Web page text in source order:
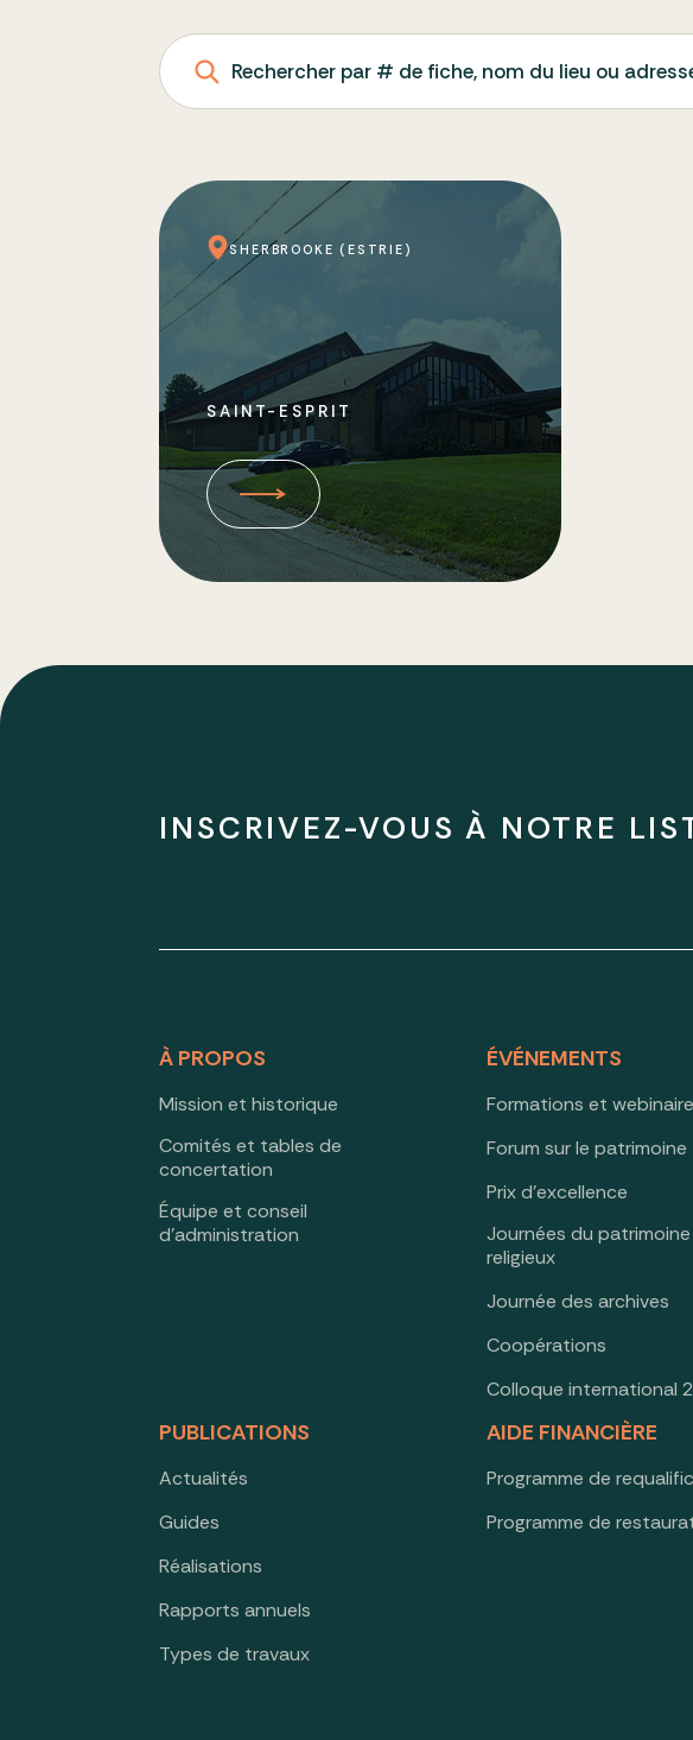
Rechercher par # de fiche, nom du lieu ou
SHERBROOKE (ESTRIE)
SAINT-ESPRIT
INSCRIVEZ-VOUS À NOTRE
À PROPOS
Mission et historique
Comités et tables de
concertation
Équipe et conseil
d’administration
ÉVÉNEMENTS
Formations et
Forum sur le patrimoine
Prix d’excellence
Journées du patrimoine
religieux
Journée des archives
Coopérations
Colloque international
PUBLICATIONS
Actualités
Guides
Réalisations
Rapports annuels
Types de travaux
AIDE FINANCIÈRE
Programme de
Programme de